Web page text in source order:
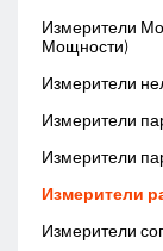
Измерители
Мощности)
Измерители
Измерители
Измерители
Измерители
Измерители